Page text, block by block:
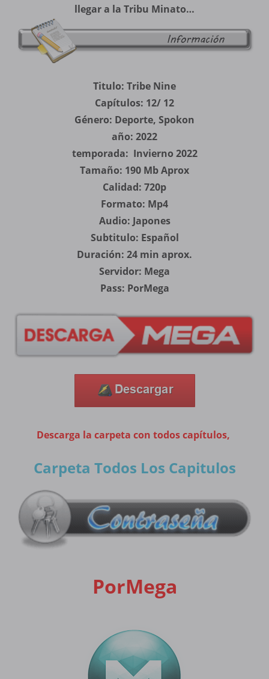
llegar a la Tribu Minato…
Titulo: Tribe Nine
Capítulos: 12/ 12
Género: Deporte, Spokon
año: 2022
temporada: Invierno 2022
Tamaño: 190 Mb Aprox
Calidad: 720p
Formato: Mp4
Audio: Japones
Subtitulo: Español
Duración: 24 min aprox.
Servidor: Mega
Pass: PorMega
Descarga la carpeta con todos capítulos,
Carpeta Todos Los Capitulos
PorMega